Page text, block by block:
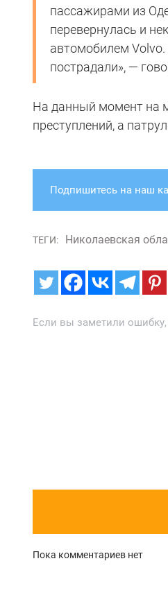
пассажирами из
перевернулась и
автомобилем Volvo.
пострадали», —
На данный момент на
преступлений, а
Подпишитесь на наш
ТЕГИ: Николаевская
Если вы заметили
Пока комментариев нет